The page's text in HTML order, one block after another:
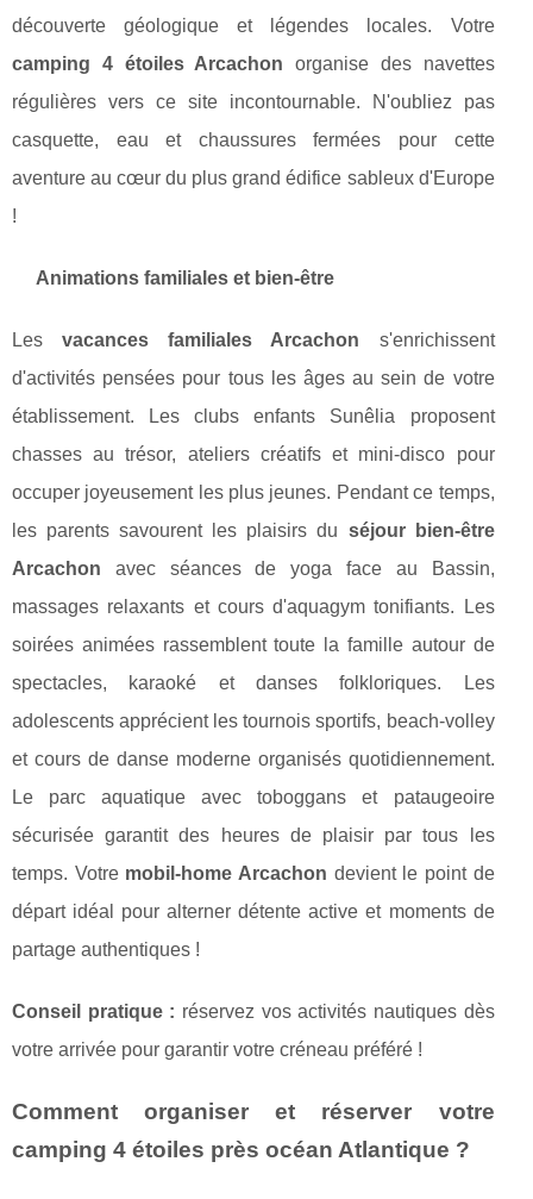
découverte géologique et légendes locales. Votre
camping 4 étoiles Arcachon organise des navettes
régulières vers ce site incontournable. N'oubliez pas
casquette, eau et chaussures fermées pour cette
aventure au cœur du plus grand édifice sableux d'Europe
!
Animations familiales et bien-être
Lesvacances familiales Arcachon s'enrichissent
d'activités pensées pour tous les âges au sein de votre
établissement. Les clubs enfants Sunêlia proposent
chasses au trésor, ateliers créatifs et mini-disco pour
occuper joyeusement les plus jeunes. Pendant ce temps,
les parents savourent les plaisirs du séjour bien-être
Arcachon avec séances de yoga face au Bassin,
massages relaxants et cours d'aquagym tonifiants. Les
soirées animées rassemblent toute la famille autour de
spectacles, karaoké et danses folkloriques. Les
adolescents apprécient les tournois sportifs, beach-volley
et cours de danse moderne organisés quotidiennement.
Le parc aquatique avec toboggans et pataugeoire
sécurisée garantit des heures de plaisir par tous les
temps. Votre mobil-home Arcachon devient le point de
départ idéal pour alterner détente active et moments de
partage authentiques !
Conseil pratique : réservez vos activités nautiques dès
votre arrivée pour garantir votre créneau préféré !
Comment organiser et réserver votre
camping 4 étoiles près océan Atlantique ?